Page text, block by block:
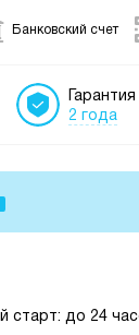
Банковский счет
Гарантия
2 года
старт: до 24